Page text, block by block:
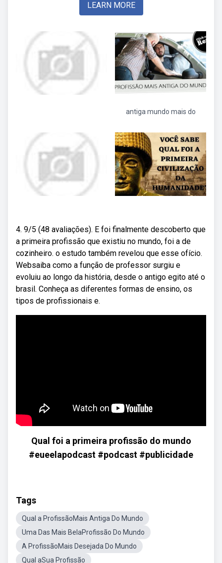
LEARN MORE
antiga mundo mais do
4. 9/5 (48 avaliações). E foi finalmente descoberto que
a primeira profissão que existiu no mundo, foi a de
cozinheiro. o estudo também revelou que esse ofício.
Websaiba como a função de professor surgiu e
evoluiu ao longo da história, desde o antigo egito até o
brasil. Conheça as diferentes formas de ensino, os
tipos de profissionais e.
Qual foi a primeira profissão do mundo
#eueelapodcast #podcast #publicidade
Tags
Qual a ProfissãoMais Antiga Do Mundo
Uma Das Mais BelaProfissão Do Mundo
A ProfissãoMais Desejada Do Mundo
Qual aSua Profissão